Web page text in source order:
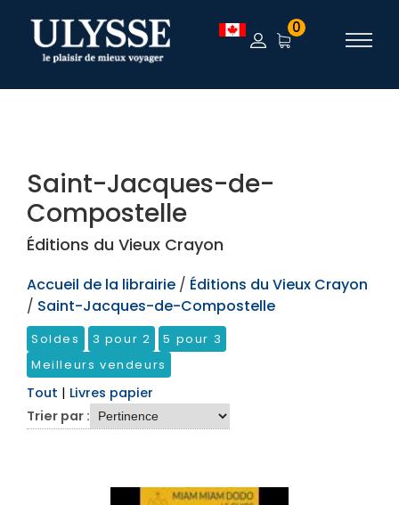
TEST 0
Saint-Jacques-de-
Compostelle
Éditions du Vieux Crayon
Accueil de la librairie / Éditions du Vieux Crayon
/ Saint-Jacques-de-Compostelle
Soldes 3 pour 2
5 pour 3
Meilleurs vendeurs
Tout | Livres papier
Trier par :